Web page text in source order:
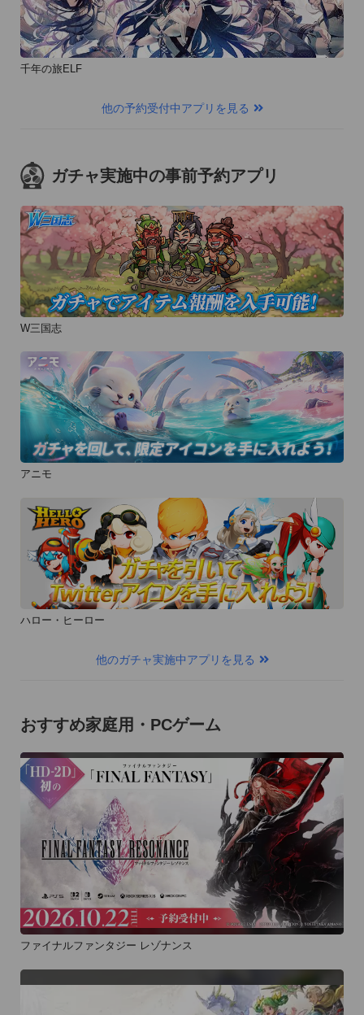
千年の旅ELF
他の予約受付中アプリを見る
ガチャ実施中の事前予約アプリ
W三国志
アニモ
ハロー・ヒーロー
他のガチャ実施中アプリを見る
おすすめ家庭用・PCゲーム
ファイナルファンタジー レゾナンス